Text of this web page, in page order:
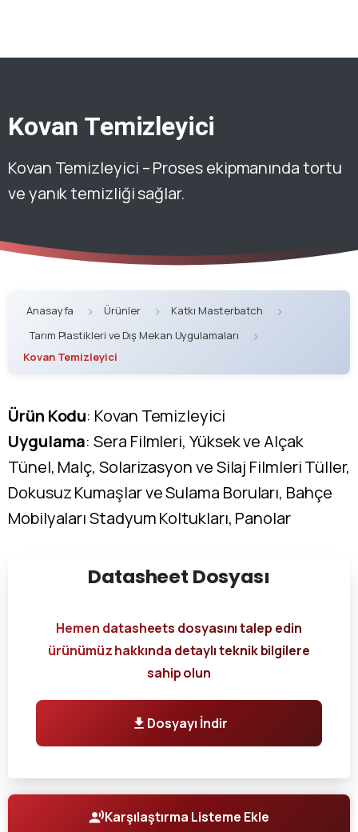
Kovan Temizleyici
Kovan Temizleyici – Proses ekipmanında tortu
ve yanık temizliği sağlar.
Anasayfa Ürünler
Katkı Masterbatch
Tarım Plastikleri ve Dış Mekan Uygulamaları
Kovan Temizleyici
Ürün Kodu: Kovan Temizleyici
Uygulama: Sera Filmleri, Yüksek ve Alçak
Tünel, Malç, Solarizasyon ve Silaj Filmleri Tüller,
Dokusuz Kumaşlar ve Sulama Boruları, Bahçe
Mobilyaları Stadyum Koltukları, Panolar
Datasheet Dosyası
Hemen datasheets dosyasını talep edin
ürünümüz hakkında detaylı teknik bilgilere
sahip olun
Dosyayı İndir
Karşılaştırma Listeme Ekle